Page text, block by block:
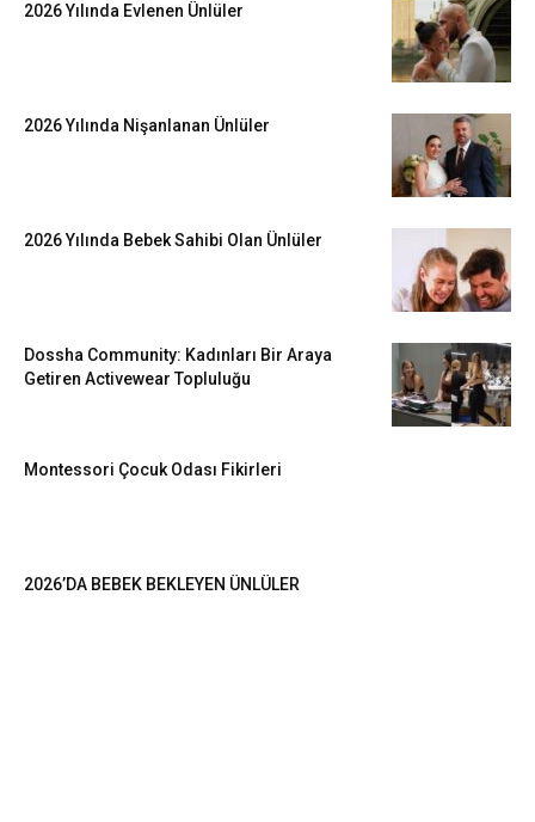
2026 Yılında Evlenen Ünlüler
2026 Yılında Nişanlanan Ünlüler
2026 Yılında Bebek Sahibi Olan Ünlüler
Dossha Community: Kadınları Bir Araya
Getiren Activewear Topluluğu
Montessori Çocuk Odası Fikirleri
2026’DA BEBEK BEKLEYEN ÜNLÜLER